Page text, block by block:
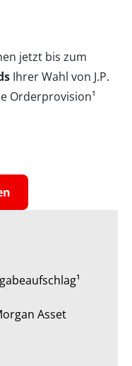
jetzt bis zum
Ihrer Wahl von J.P.
Orderprovision¹
Asset